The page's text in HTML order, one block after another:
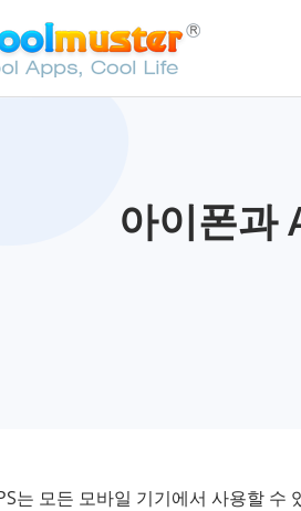
아이폰과
는 모든 모바일 기기에서 사용할